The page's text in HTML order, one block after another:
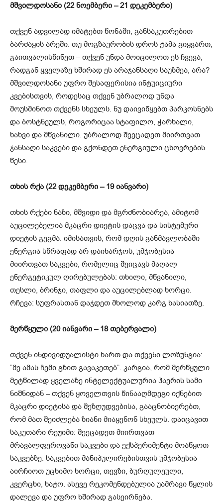
მშვილდოსანი (22 ნოემბერი – 21 დეკემბერი)
თქვენ ადვილად იმატებთ წონაში, განსაკუთრებით
ბარძაყის არეში. თუ მოგზაურობის დროს ჭამა გიყვართ,
გაითვალისწინეთ – თქვენ უნდა მოიცილოთ ეს ჩვევა,
რადგან ყველაზე ხშირად ეს არაჯანსაღი საუზმეა, არა?
მშვილდოსანი უფრო შესაფერისია ინტუიციური
კვებისთვის, როდესაც თქვენ უბრალოდ უნდა
მოუსმინოთ თქვენს სხეულს. ნუ დაივიწყებთ პარკოსნებს
და ბოსტნეულს, როგორიცაა სტაფილო, ჭარხალი,
ხახვი და მწვანილი. უბრალოდ შეეცადეთ მიირთვათ
ჯანსაღი საკვები და გქონდეთ ენერგიული ცხოვრების
წესი.
თხის რქა (22 დეკემბერი – 19 იანვარი)
თხის რქები ნაზი, მშვიდი და მგრძნობიარეა, ამიტომ
აუცილებელია მკაცრი დიეტის დაცვა და სისტემური
დიეტის გეგმა. იმისათვის, რომ დღის განმავლობაში
ენერგია სწრაფად არ დაიხარჯოს, უმჯობესია
მიირთვათ საკვები, რომელიც შეიცავს მაღალ
ენერგეტიკულ ღირებულებას: თხილი, მწვანილი,
თესლი, ბრინჯი, თაფლი და აუცილებლად ხორცი.
რჩევა: სუფრასთან დაჯდეთ მხოლოდ კარგ ხასიათზე.
მერწყული (20 იანვარი – 18 თებერვალი)
თქვენ ინდივიდუალისტი ხართ და თქვენი ლოზუნგია:
”მე ამას ჩემი გზით გავაკეთებ”. კარგია, რომ მერწყული
მეტწილად ყველაზე ინტელექტუალურია ჰაერის სამი
ნიშნიდან – თქვენ ყოველთვის წინააღმდეგი იქნებით
მკაცრი დიეტისა და შეზღუდვებისა, გააცნობიერებთ,
რომ მათ შეიძლება ზიანი მიაყენონ სხეულს. დაიცავით
საკუთარი რეჟიმი: შეეცადეთ მიირთვათ
მრავალფეროვანი საკვები და ექსპერიმენტი მოაწყოთ
საკვებზე. საკვებით მანიპულირებისთვის უმჯობესია
აირჩიოთ უცხიმო ხორცი, თევზი, ბურღულეული,
კვერცხი, ხაჭო. ასევე რეკომენდებულია უამრავი წყლის
დალევა და უფრო ხშირად გასეირნება.